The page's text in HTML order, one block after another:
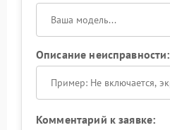
Описание неисправности:
Комментарий к заявке: